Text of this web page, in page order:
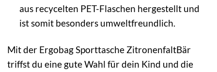
aus recycelten PET-Flaschen hergestellt und
ist somit besonders umweltfreundlich.
Mit der Ergobag Sporttasche ZitronenfaltBär
triffst du eine gute Wahl für dein Kind und die